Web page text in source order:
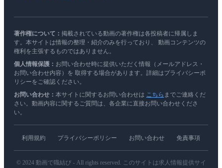
著作権について： 掲載されている動画の著作権は各投稿者に帰属しま
す。本サイトは情報の整理・紹介のみを行っており、 動画コンテンツの
権利を主張するものではありません。
個人情報保護： お問い合わせ時に提供いただく情報（メールアドレス・
お問い合わせ内容）を 取得する場合があります。詳細はプライバシーポ
リシーをご確認ください。
お問い合わせ： 本サイトに関するお問い合わせは こちら までご連絡くだ
さい。動画内容に関するご質問は、各企業に直接お問い合わせくださ
い。
利用規約 プライバシーポリシー お問い合わせ 免責事項
© 2024 動画で職結び - All rights reserved. このサイトは求人情報提供サイ